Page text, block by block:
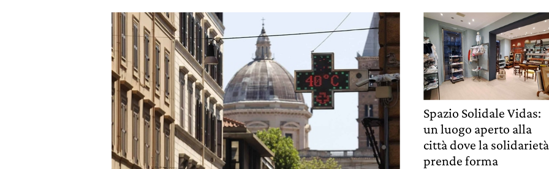
Spazio Solidale Vidas:
un luogo aperto alla
città dove la solidarietà
prende forma